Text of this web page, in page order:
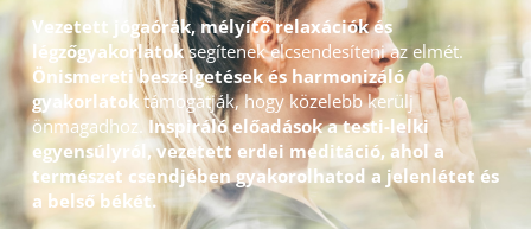
Vezetett jógaórák, mélyítő relaxációk és
légzőgyakorlatoksegítenek elcsendesíteni az elmét.
Önismereti beszélgetések és harmonizáló
gyakorlatoktámogatják, hogy közelebb kerülj
önmagadhoz.Inspiráló előadások a testi-lelki
egyensúlyról, vezetett erdei meditáció, ahol a
természet csendjében gyakorolhatod a jelenlétet és
a belső békét.